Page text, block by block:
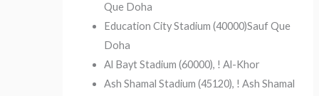
Que Doha
Education City Stadium (40000)Sauf Que
Doha
Al Bayt Stadium (60000), ! Al-Khor
Ash Shamal Stadium (45120), ! Ash Shamal